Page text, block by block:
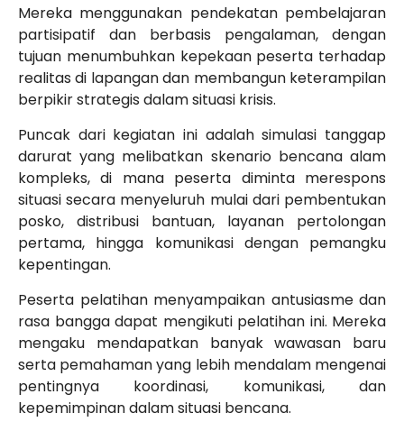
Mereka menggunakan pendekatan pembelajaran
partisipatif dan berbasis pengalaman, dengan
tujuan menumbuhkan kepekaan peserta terhadap
realitas di lapangan dan membangun keterampilan
berpikir strategis dalam situasi krisis.
Puncak dari kegiatan ini adalah simulasi tanggap
darurat yang melibatkan skenario bencana alam
kompleks, di mana peserta diminta merespons
situasi secara menyeluruh mulai dari pembentukan
posko, distribusi bantuan, layanan pertolongan
pertama, hingga komunikasi dengan pemangku
kepentingan.
Peserta pelatihan menyampaikan antusiasme dan
rasa bangga dapat mengikuti pelatihan ini. Mereka
mengaku mendapatkan banyak wawasan baru
serta pemahaman yang lebih mendalam mengenai
pentingnya koordinasi, komunikasi, dan
kepemimpinan dalam situasi bencana.